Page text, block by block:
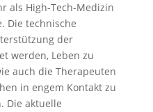
als High-Tech-Medizin
Die technische
der
werden, Leben zu
auch die Therapeuten
in engem Kontakt zu
Die aktuelle